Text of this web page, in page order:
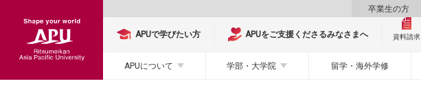
卒業生の方
APUで学びたい方 APUをご支援くださるみなさまへ 資料請求
APUについて 学部・大学院 留学・海外学修